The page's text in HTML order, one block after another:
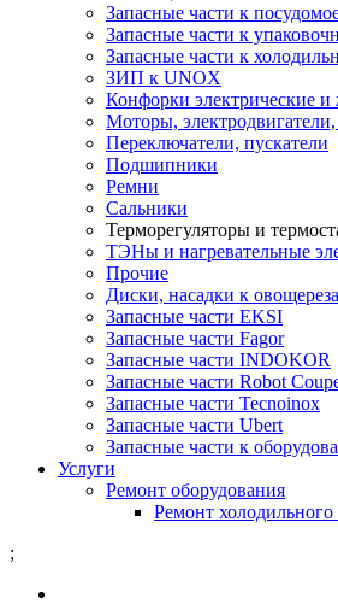
Запасные части к
Запасные части к
Запасные части к
ЗИП к UNOX
Конфорки электрические
Моторы,
Переключатели, пускатели
Подшипники
Ремни
Сальники
Терморегуляторы и
ТЭНы и нагревательные
Прочие
Диски, насадки к
Запасные части EKSI
Запасные части Fagor
Запасные части INDOKOR
Запасные части Robot
Запасные части Tecnoinox
Запасные части Ubert
Запасные части к
Услуги
Ремонт оборудования
Ремонт холодильного
;